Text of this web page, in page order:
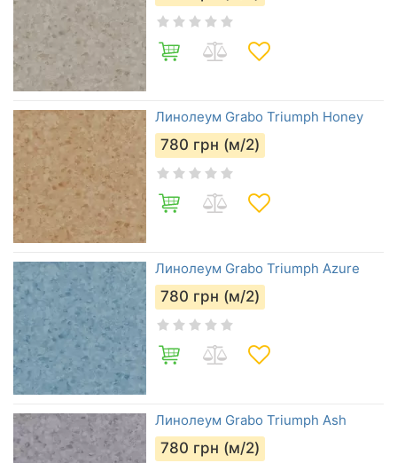
Линолеум Grabo Triumph Honey
780 грн (м/2)
Линолеум Grabo Triumph Azure
780 грн (м/2)
Линолеум Grabo Triumph Ash
780 грн (м/2)